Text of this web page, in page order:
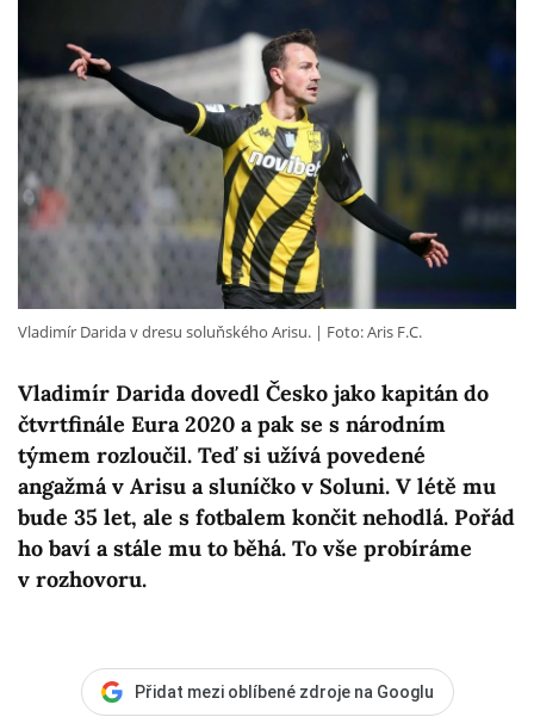
Vladimír Darida dovedl Česko jako kapitán do
čtvrtfinále Eura 2020 a pak se s národním
týmem rozloučil. Teď si užívá povedené
angažmá v Arisu a sluníčko v Soluni. V létě mu
bude 35 let, ale s fotbalem končit nehodlá. Pořád
ho baví a stále mu to běhá. To vše probíráme
v rozhovoru.
Vladimír Darida v dresu soluňského Arisu. Foto: Aris F.C.
Přidat mezi oblíbené zdroje na Googlu